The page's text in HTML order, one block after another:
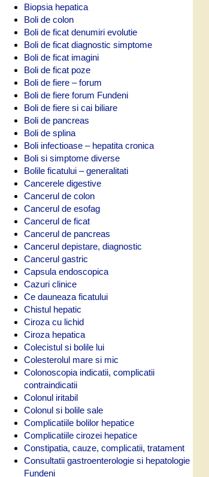
Biopsia hepatica
Boli de colon
Boli de ficat denumiri evolutie
Boli de ficat diagnostic simptome
Boli de ficat imagini
Boli de ficat poze
Boli de fiere – forum
Boli de fiere forum Fundeni
Boli de fiere si cai biliare
Boli de pancreas
Boli de splina
Boli infectioase – hepatita cronica
Boli si simptome diverse
Bolile ficatului – generalitati
Cancerele digestive
Cancerul de colon
Cancerul de esofag
Cancerul de ficat
Cancerul de pancreas
Cancerul depistare, diagnostic
Cancerul gastric
Capsula endoscopica
Cazuri clinice
Ce dauneaza ficatului
Chistul hepatic
Ciroza cu lichid
Ciroza hepatica
Colecistul si bolile lui
Colesterolul mare si mic
Colonoscopia indicatii, complicatii
contraindicatii
Colonul iritabil
Colonul si bolile sale
Complicatiile bolilor hepatice
Complicatiile cirozei hepatice
Constipatia, cauze, complicatii, tratament
Consultatii gastroenterologie si hepatologie
Fundeni